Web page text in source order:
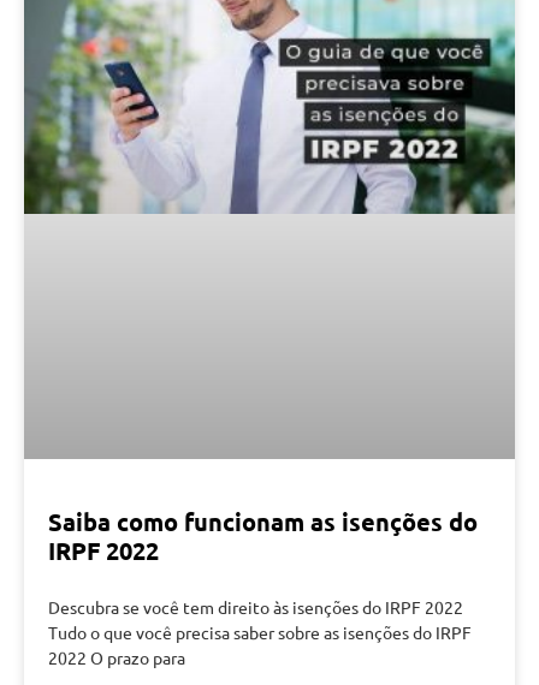
Saiba como funcionam as isenções do
IRPF 2022
Descubra se você tem direito às isenções do IRPF 2022
Tudo o que você precisa saber sobre as isenções do IRPF
2022 O prazo para